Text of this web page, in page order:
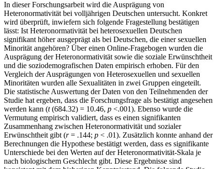
In dieser Forschungsarbeit wird die Ausprägung von
Heteronormativität bei volljährigen Deutschen untersucht. Konkret
wird überprüft, inwiefern sich folgende Fragestellung bestätigen
lässt: Ist Heteronormativität bei heterosexuellen Deutschen
signifikant höher ausgeprägt als bei Deutschen, die einer sexuellen
Minorität angehören? Über einen Online-Fragebogen wurden die
Ausprägung der Heteronormativität sowie die soziale Erwünschtheit
und die soziodemografischen Daten empirisch erhoben. Für den
Vergleich der Ausprägungen von Heterosexuellen und sexuellen
Minoritäten wurden alle Sexualitäten in zwei Gruppen eingeteilt.
Die statistische Auswertung der Daten von den Teilnehmenden der
Studie hat ergeben, dass die Forschungsfrage als bestätigt angesehen
werden kann (t(684.32) = 10.46, p <.001). Ebenso wurde die
Vermutung empirisch validiert, dass es einen signifikanten
Zusammenhang zwischen Heteronormativität und sozialer
Erwünschtheit gibt (r= .144; p < .01). Zusätzlich konnte anhand der
Berechnungen die Hypothese bestätigt werden, dass es signifikante
Unterschiede bei den Werten auf der Heteronormativität-Skala je
nach biologischem Geschlecht gibt. Diese Ergebnisse sind